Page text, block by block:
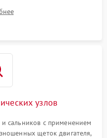
проводки и контактов.
узлов
сальников с применением
щеток двигателя,